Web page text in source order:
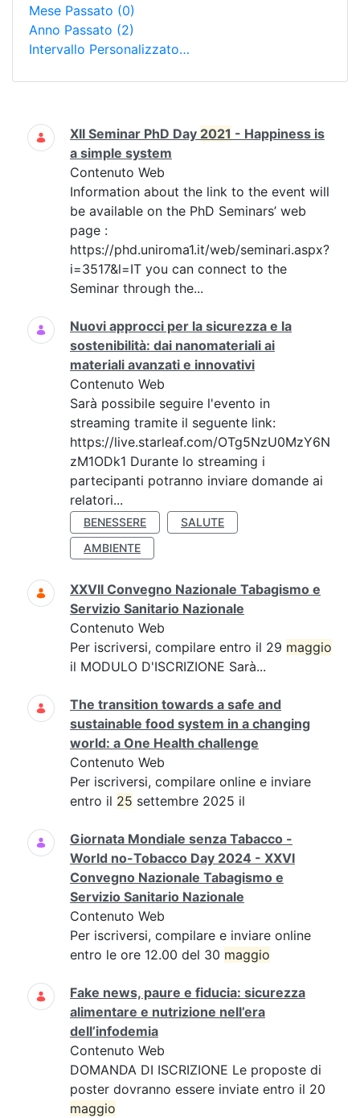
Mese Passato (0)
Anno Passato (2)
Intervallo Personalizzato…
Ricerca
XII Seminar PhD Day 2021 - Happiness is
a simple system
Contenuto Web
Information about the link to the event will
be available on the PhD Seminars’ web
page :
https://phd.uniroma1.it/web/seminari.aspx?
i=3517&l=IT you can connect to the
Seminar through the...
Nuovi approcci per la sicurezza e la
sostenibilità: dai nanomateriali ai
materiali avanzati e innovativi
Contenuto Web
Sarà possibile seguire l'evento in
streaming tramite il seguente link:
https://live.starleaf.com/OTg5NzU0MzY6N
zM1ODk1 Durante lo streaming i
partecipanti potranno inviare domande ai
relatori...
BENESSERE
SALUTE
AMBIENTE
XXVII Convegno Nazionale Tabagismo e
Servizio Sanitario Nazionale
Contenuto Web
Per iscriversi, compilare entro il 29 maggio
il MODULO D'ISCRIZIONE Sarà...
The transition towards a safe and
sustainable food system in a changing
world: a One Health challenge
Contenuto Web
Per iscriversi, compilare online e inviare
entro il 25 settembre 2025 il
Giornata Mondiale senza Tabacco -
World no-Tobacco Day 2024 - XXVI
Convegno Nazionale Tabagismo e
Servizio Sanitario Nazionale
Contenuto Web
Per iscriversi, compilare e inviare online
entro le ore 12.00 del 30 maggio
Fake news, paure e fiducia: sicurezza
alimentare e nutrizione nell’era
dell’infodemia
Contenuto Web
DOMANDA DI ISCRIZIONE Le proposte di
poster dovranno essere inviate entro il 20
maggio